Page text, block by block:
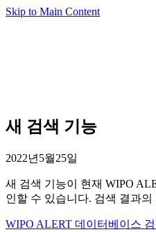
Skip to Main Content
새 검색 기능
2022년5월25일
새 검색 기능이 현재 WIPO
인할 수 있습니다. 검색 결과
WIPO ALERT 데이터베이스